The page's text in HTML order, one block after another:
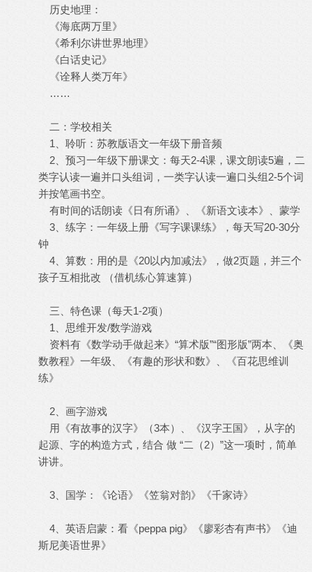
历史地理：
《海底两万里》
《希利尔讲世界地理》
《白话史记》
《诠释人类万年》
……
二：学校相关
1、聆听：苏教版语文一年级下册音频
2、预习一年级下册课文：每天2-4课，课文朗读5遍，二
类字认读一遍并口头组词，一类字认读一遍口头组2-5个词
并按笔画书空。
有时间的话朗读《日有所诵》、《新语文读本》、蒙学
3、练字：一年级上册《写字课课练》，每天写20-30分
钟
4、算数：用的是《20以内加减法》，做2页题，并三个
孩子互相批改 （借机练心算速算）
三、特色课（每天1-2项）
1、思维开发/数学游戏
资料有《数学动手做起来》“算术版”“图形版”两本、《奥
数教程》一年级、《有趣的形状和数》、《百花思维训
练》
2、画字游戏
用《有故事的汉字》（3本）、《汉字王国》，从字的
起源、字的构造方式，结合 做 “二（2）”这一项时，简单
讲讲。
3、国学：《论语》《笠翁对韵》《千家诗》
4、英语启蒙：看《peppa pig》《廖彩杏有声书》《迪
斯尼美语世界》